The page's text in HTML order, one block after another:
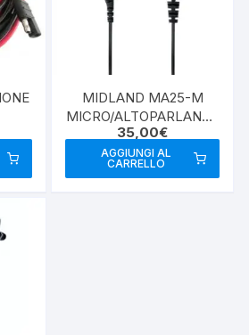
MIDLAND MA25-M
MICRO/ALTOPARLANTE
2PIN
35,00€
AGGIUNGI AL
CARRELLO